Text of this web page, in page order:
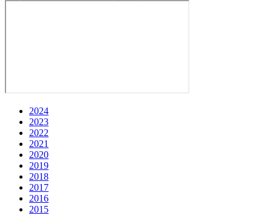
2024
2023
2022
2021
2020
2019
2018
2017
2016
2015